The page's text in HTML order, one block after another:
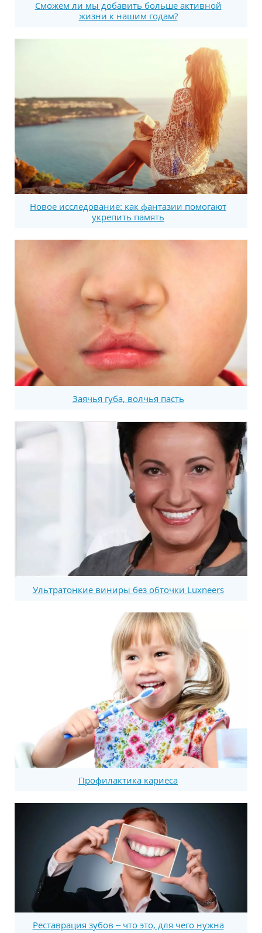
Сможем ли мы добавить больше активной
жизни к нашим годам?
Новое исследование: как фантазии помогают
укрепить память
Заячья губа, волчья пасть
Ультратонкие виниры без обточки Luxneers
Профилактика кариеса
Реставрация зубов – что это, для чего нужна